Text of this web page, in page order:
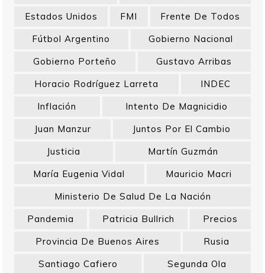
Estados Unidos
FMI
Frente De Todos
Fútbol Argentino
Gobierno Nacional
Gobierno Porteño
Gustavo Arribas
Horacio Rodríguez Larreta
INDEC
Inflación
Intento De Magnicidio
Juan Manzur
Juntos Por El Cambio
Justicia
Martín Guzmán
María Eugenia Vidal
Mauricio Macri
Ministerio De Salud De La Nación
Pandemia
Patricia Bullrich
Precios
Provincia De Buenos Aires
Rusia
Santiago Cafiero
Segunda Ola